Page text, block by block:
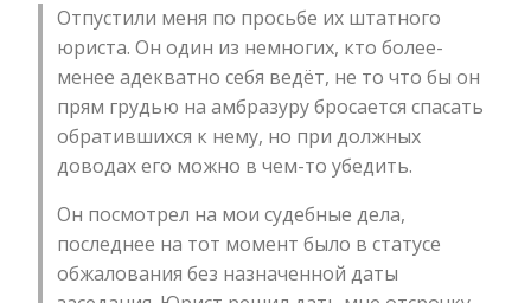
Отпустили меня по просьбе их штатного
юриста. Он один из немногих, кто более-
менее адекватно себя ведёт, не то что бы он
прям грудью на амбразуру бросается спасать
обратившихся к нему, но при должных
доводах его можно в чем-то убедить.
Он посмотрел на мои судебные дела,
последнее на тот момент было в статусе
обжалования без назначенной даты